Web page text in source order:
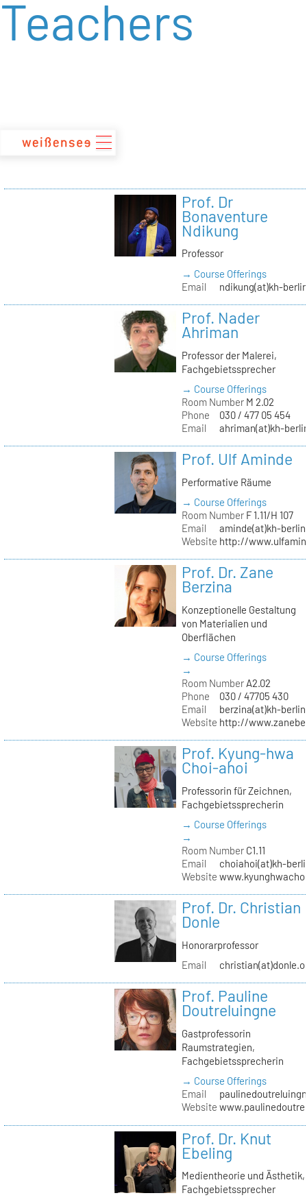
zum
Teachers
Prof. Dr
Bonaventure
Ndikung
Professor
→ Course Offerings
Email
ndikung(at)kh-
Prof. Nader
Ahriman
Professor der Malerei,
Fachgebietssprecher
→ Course Offerings
Room NumberM 2.02
Phone
030 / 477 05 454
Email
ahriman(at)kh-
Prof. Ulf Aminde
Performative Räume
→ Course Offerings
Room NumberF 1.11/H 107
Email
aminde(at)kh-
Website http://
Prof. Dr. Zane
Berzina
Konzeptionelle Gestaltung
von Materialien und
Oberflächen
→ Course Offerings
→
Room NumberA2.02
Phone
030 / 47705 430
Email
berzina(at)kh-
Website http://
Prof. Kyung-hwa
Choi-ahoi
Professorin für Zeichnen,
Fachgebietssprecherin
→ Course Offerings
→
Room NumberC1.11
Email
choiahoi(at)kh-
Website
Prof. Dr. Christian
Donle
Honorarprofessor
Email
Prof. Pauline
Doutreluingne
Gastprofessorin
Raumstrategien,
Fachgebietssprecherin
→ Course Offerings
Email
Website
Prof. Dr. Knut
Ebeling
Medientheorie und Ästhetik,
Fachgebietssprecher